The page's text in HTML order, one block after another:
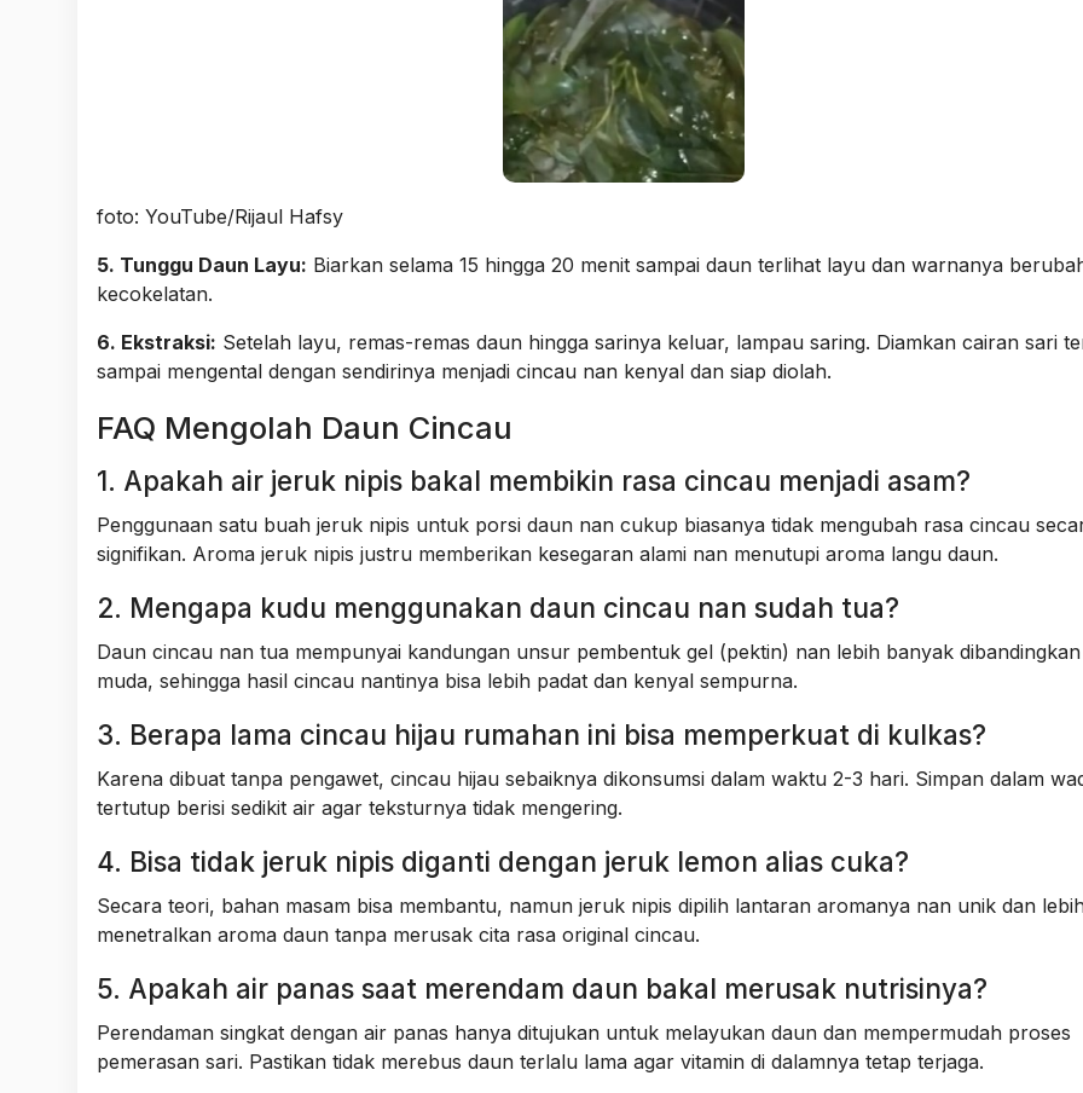
foto: YouTube/Rijaul Hafsy
5. Tunggu Daun Layu: Biarkan selama 15 hingga 20 menit sampai daun terlihat layu dan warnanya
kecokelatan.
6. Ekstraksi: Setelah layu, remas-remas daun hingga sarinya keluar, lampau saring. Diamkan cairan sari
sampai mengental dengan sendirinya menjadi cincau nan kenyal dan siap diolah.
FAQ Mengolah Daun Cincau
1. Apakah air jeruk nipis bakal membikin rasa cincau menjadi asam?
Penggunaan satu buah jeruk nipis untuk porsi daun nan cukup biasanya tidak mengubah rasa cincau
signifikan. Aroma jeruk nipis justru memberikan kesegaran alami nan menutupi aroma langu daun.
2. Mengapa kudu menggunakan daun cincau nan sudah tua?
Daun cincau nan tua mempunyai kandungan unsur pembentuk gel (pektin) nan lebih banyak
muda, sehingga hasil cincau nantinya bisa lebih padat dan kenyal sempurna.
3. Berapa lama cincau hijau rumahan ini bisa memperkuat di kulkas?
Karena dibuat tanpa pengawet, cincau hijau sebaiknya dikonsumsi dalam waktu 2-3 hari. Simpan dalam
tertutup berisi sedikit air agar teksturnya tidak mengering.
4. Bisa tidak jeruk nipis diganti dengan jeruk lemon alias cuka?
Secara teori, bahan masam bisa membantu, namun jeruk nipis dipilih lantaran aromanya nan unik dan
menetralkan aroma daun tanpa merusak cita rasa original cincau.
5. Apakah air panas saat merendam daun bakal merusak nutrisinya?
Perendaman singkat dengan air panas hanya ditujukan untuk melayukan daun dan mempermudah proses
pemerasan sari. Pastikan tidak merebus daun terlalu lama agar vitamin di dalamnya tetap terjaga.